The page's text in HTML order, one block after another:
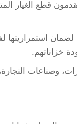
قطع الغيار
استمراريتها
خزاناتهم.
وصناعات